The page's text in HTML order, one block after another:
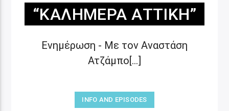
“ΚΑΛΗΜΈΡΑ ΑΤΤΙΚΉ”
Ενημέρωση - Με τον Αναστάση
Ατζάμπο[...]
INFO AND EPISODES